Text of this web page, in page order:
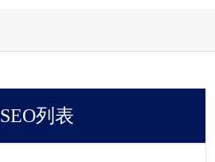
SEO列表